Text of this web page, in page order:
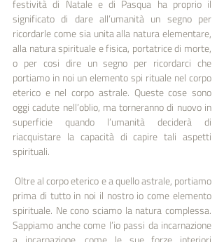
festività di Natale e di Pasqua ha proprio il
significato di dare all’umanità un segno per
ricordarle come sia unita alla natura elementare,
alla natura spirituale e fisica, portatrice di morte,
o per cosi dire un segno per ricordarci che
portiamo in noi un elemento spi­ rituale nel corpo
eterico e nel corpo astrale. Queste cose sono
oggi cadute nell’oblio, ma torneranno di nuovo in
superficie quando l’umanità deciderà di
riacquistare la capacità di capi­re tali aspetti
spirituali.
prima di tutto in noi il nostro io come elemento
spirituale. Ne cono­ sciamo la natura complessa.
Sappiamo anche come l’io passi da incarnazione